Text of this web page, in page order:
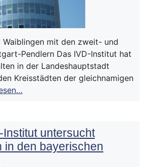
mit den zweit- und
Pendlern Das IVD-Institut hat
in der Landeshauptstadt
Kreisstädten der gleichnamigen
Institut untersucht
in den bayerischen